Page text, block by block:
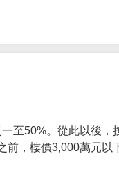
至50%。從此以後，
前，樓價3,000萬元以